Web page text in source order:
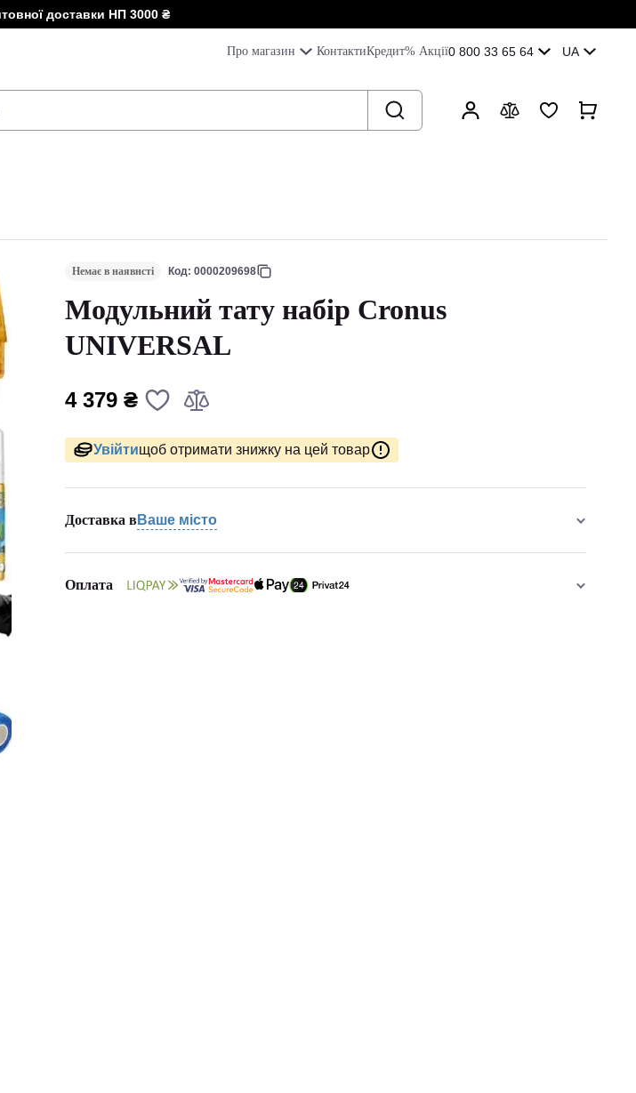
доставки НП 3000 ₴
Про магазин КонтактиКредит% Акції0 800 33 65 64 UA
Немає в наявнсті Код: 0000209698
Модульний тату набір Cronus
UNIVERSAL
4 379 ₴
Увійтищоб отримати знижку на цей товар
Доставка в Ваше місто
Оплата